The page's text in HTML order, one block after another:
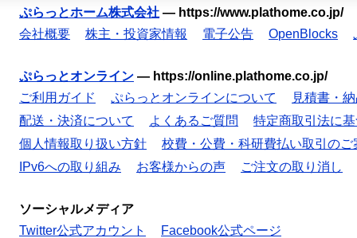
ぷらっとホーム株式会社 — https://www.plathome.co.jp/
会社概要
株主・投資家情報 電子公告 OpenBlocks
ぷらっとオンライン — https://online.plathome.co.jp/
ご利用ガイド
ぷらっとオンラインについて
見積書・
配送・決済について
よくあるご質問
特定商取引法に
個人情報取り扱い方針
校費・公費・科研費払い取引のご
IPv6への取り組み
お客様からの声 ご注文の取り消し
ソーシャルメディア
Twitter公式アカウント
Facebook公式ページ